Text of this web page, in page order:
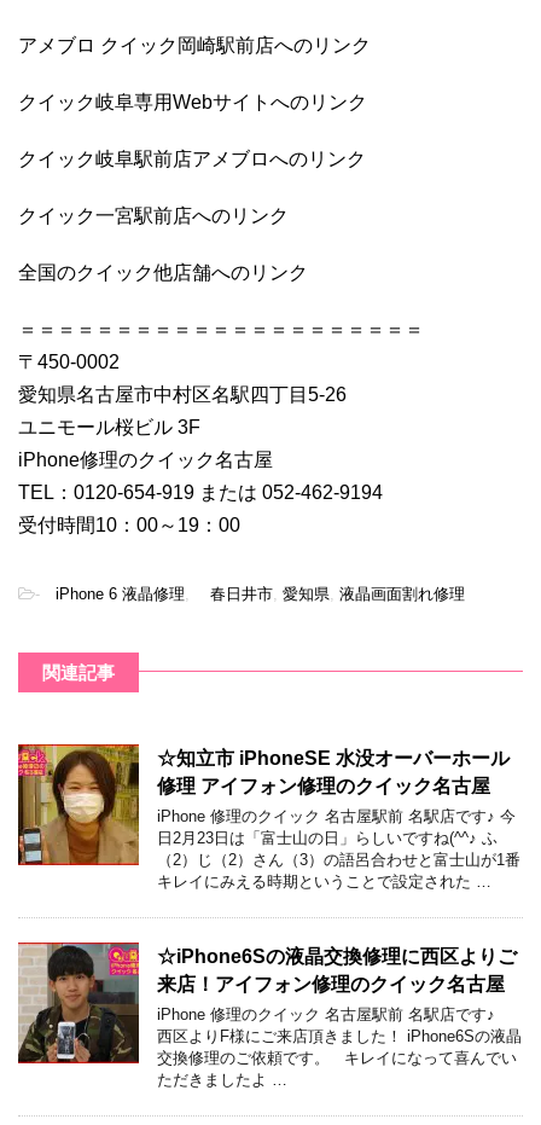
アメブロ クイック岡崎駅前店へのリンク
クイック岐阜専用Webサイトへのリンク
クイック岐阜駅前店アメブロへのリンク
クイック一宮駅前店へのリンク
全国のクイック他店舗へのリンク
＝＝＝＝＝＝＝＝＝＝＝＝＝＝＝＝＝＝＝＝＝
〒450-0002
愛知県名古屋市中村区名駅四丁目5-26
ユニモール桜ビル 3F
iPhone修理のクイック名古屋
TEL：0120-654-919 または 052-462-9194
受付時間10：00～19：00
- iPhone 6 液晶修理 春日井市 愛知県 液晶画面割れ修理
関連記事
☆知立市 iPhoneSE 水没オーバーホール
修理 アイフォン修理のクイック名古屋
iPhone 修理のクイック 名古屋駅前 名駅店です♪ 今
日2月23日は「富士山の日」らしいですね(^^♪ ふ
（2）じ（2）さん（3）の語呂合わせと富士山が1番
キレイにみえる時期ということで設定された …
☆iPhone6Sの液晶交換修理に西区よりご
来店！アイフォン修理のクイック名古屋
iPhone 修理のクイック 名古屋駅前 名駅店です♪
西区よりF様にご来店頂きました！ iPhone6Sの液晶
交換修理のご依頼です。 キレイになって喜んでい
ただきましたよ …